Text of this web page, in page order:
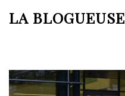
auLA BLOGUEUSE